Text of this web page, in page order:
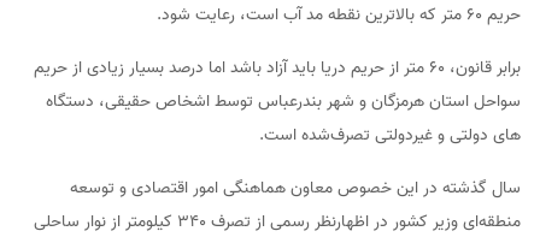
حریم 60 متر که بالاترین نقطه مد آب است، رعایت شود.
برابر قانون، 60 متر از حریم دریا باید آزاد باشد اما درصد بسیار زیادی از حریم
سواحل استان هرمزگان و شهر بندرعباس توسط اشخاص حقیقی، دستگاه
های دولتی و غیردولتی تصرف‌شده است.
سال گذشته در این خصوص معاون هماهنگی امور اقتصادی و توسعه
منطقه‌ای وزیر کشور در اظهارنظر رسمی از تصرف ۳۴۰ کیلومتر از نوار ساحلی